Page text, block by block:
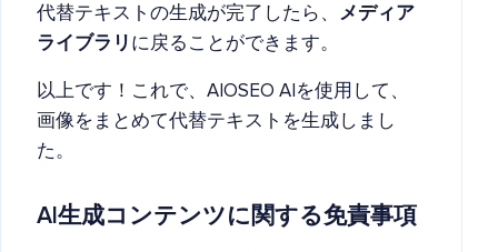
代替テキストの生成が完了したら、 メディア
ライブラリ に戻ることができます。
以上です！これで、AIOSEO AIを使用して、
画像をまとめて代替テキストを生成しまし
た。
AI生成コンテンツに関する免責事項